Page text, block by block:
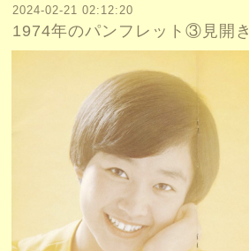
2024-02-21 02:12:20
1974年のパンフレット③見開き